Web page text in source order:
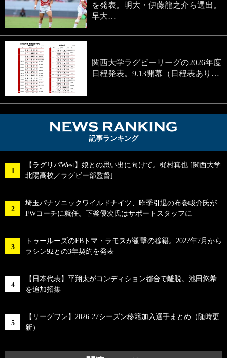
を発表。明大・伊藤龍之介ら選出。
早大…
関西大学ラグビーリーグの2026年度
日程発表。9.13開幕（日程表あり…
記事ランキング
【ラグリパWest】娘との思い出に向けて。梶村真也 [関西大学
北陽高校／ラグビー部監督]
埼玉パナソニックワイルドナイツ、昨季引退の布巻峻介氏が
FWコーチに就任。下釜優次氏はサポートスタッフに
トゥールーズのFBトマ・ラモスが衝撃の移籍。2027年7月から
ラシン92との3年契約を発表
【日本代表】平翔太がコンディション都合で離脱。池田悠希
を追加招集
【リーグワン】2026-27シーズン移籍加入選手まとめ（随時更
新）